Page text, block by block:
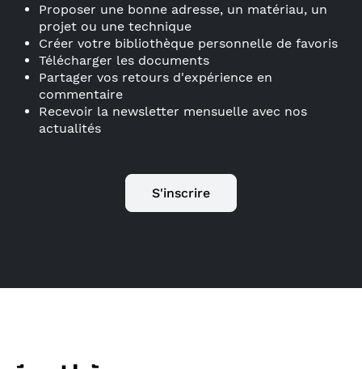
Proposer une bonne adresse, un matériau, un
projet ou une technique
Créer votre bibliothèque personnelle de favoris
Télécharger les documents
Partager vos retours d'expérience en
commentaire
Recevoir la newsletter mensuelle avec nos
actualités
S'inscrire